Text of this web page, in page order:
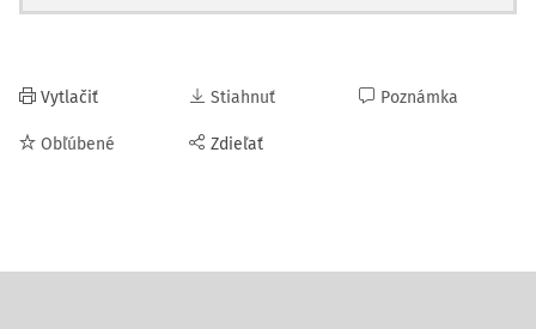
Vytlačiť
Obľúbené
Stiahnuť
Zdieľať
Poznámka